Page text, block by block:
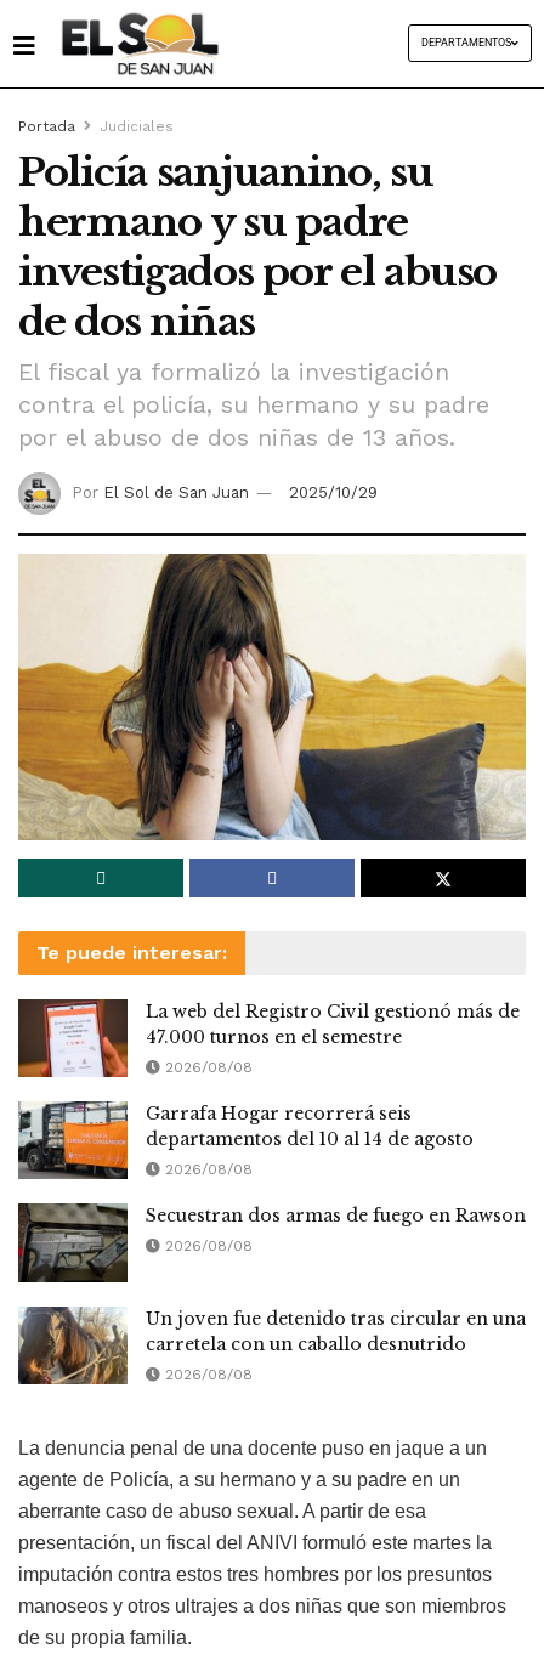
DEPARTAMENTOS
Portada Judiciales
Policía sanjuanino, su
hermano y su padre
investigados por el abuso
de dos niñas
El fiscal ya formalizó la investigación
contra el policía, su hermano y su padre
por el abuso de dos niñas de 13 años.
Por El Sol de San Juan 2025/10/29
Te puede interesar:
La web del Registro Civil gestionó más de
47.000 turnos en el semestre
2026/08/08
Garrafa Hogar recorrerá seis
departamentos del 10 al 14 de agosto
2026/08/08
Secuestran dos armas de fuego en Rawson
2026/08/08
Un joven fue detenido tras circular en una
carretela con un caballo desnutrido
2026/08/08
La denuncia penal de una docente puso en jaque a un
agente de Policía, a su hermano y a su padre en un
aberrante caso de abuso sexual. A partir de esa
presentación, un fiscal del ANIVI formuló este martes la
imputación contra estos tres hombres por los presuntos
manoseos y otros ultrajes a dos niñas que son miembros
de su propia familia.